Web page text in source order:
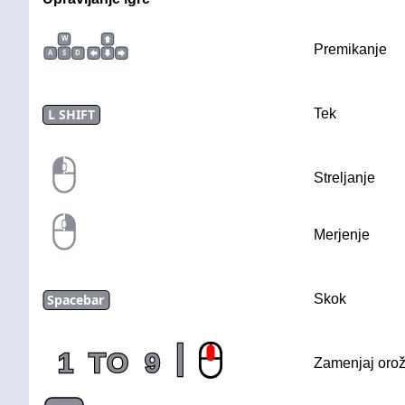
W
A
S D Premikanje
L SHIFT Tek
Streljanje
Merjenje
Spacebar Skok
1 TO 9 | Zamenjaj